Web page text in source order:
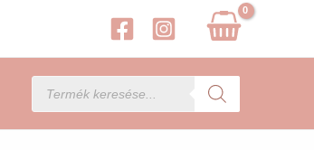
Products
search